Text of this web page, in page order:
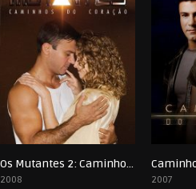
0Os Mutantes 2: Caminhos do Coração
2008 2007